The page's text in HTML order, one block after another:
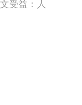
受益： 人